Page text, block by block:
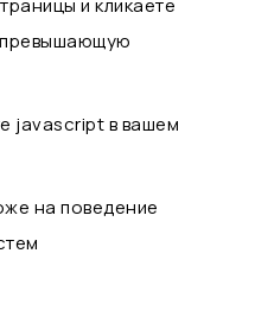
и кликаете
javascript в вашем
на поведение